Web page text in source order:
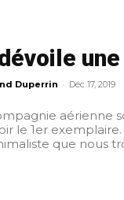
Duperrin - Déc 17, 2019
aérienne
la compagnie avait présenté la nouvelle livrée de ses appareils, une
que nous